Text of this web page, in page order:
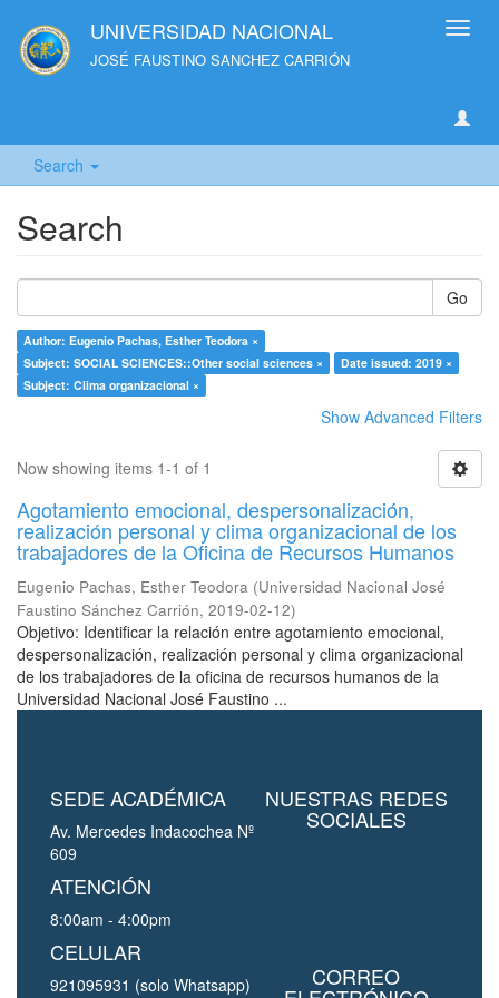
UNIVERSIDAD NACIONAL
JOSÉ FAUSTINO SANCHEZ CARRIÓN
Search
Search
Go
Author: Eugenio Pachas, Esther Teodora ×
Subject: SOCIAL SCIENCES::Other social sciences ×
Date issued: 2019 ×
Subject: Clima organizacional ×
Show Advanced Filters
Now showing items 1-1 of 1
Agotamiento emocional, despersonalización,
realización personal y clima organizacional de los
trabajadores de la Oficina de Recursos Humanos
Eugenio Pachas, Esther Teodora (Universidad Nacional José
Faustino Sánchez Carrión, 2019-02-12)
Objetivo: Identificar la relación entre agotamiento emocional,
despersonalización, realización personal y clima organizacional
de los trabajadores de la oficina de recursos humanos de la
Universidad Nacional José Faustino ...
SEDE ACADÉMICA
Av. Mercedes Indacochea Nº
609
ATENCIÓN
8:00am - 4:00pm
CELULAR
921095931 (solo Whatsapp)
NUESTRAS REDES
SOCIALES
CORREO